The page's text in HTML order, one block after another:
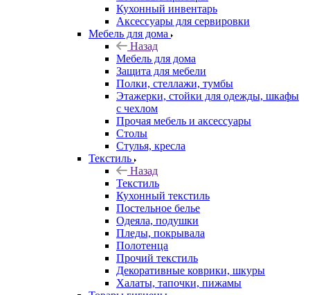
Кухонный инвентарь
Аксессуары для сервировки
Мебель для дома
Назад
Мебель для дома
Защита для мебели
Полки, стеллажи, тумбы
Этажерки, стойки для одежды, шкафы
с чехлом
Прочая мебель и аксессуары
Столы
Стулья, кресла
Текстиль
Назад
Текстиль
Кухонный текстиль
Постельное белье
Одеяла, подушки
Пледы, покрывала
Полотенца
Прочий текстиль
Декоративные коврики, шкуры
Халаты, тапочки, пижамы